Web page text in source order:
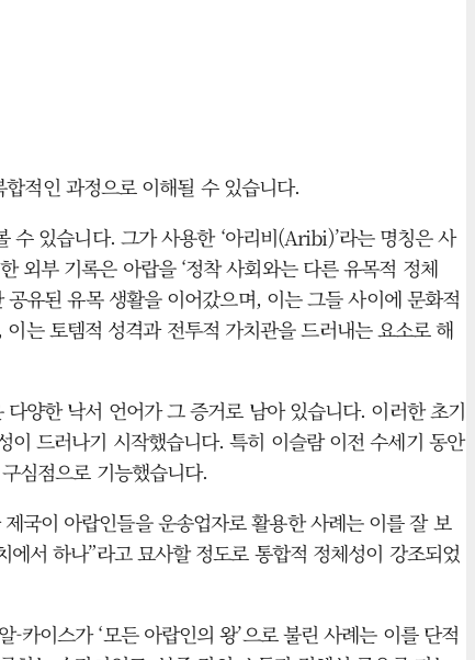
합적인 과정으로 이해될 수 있습니다.
수 있습니다. 그가 사용한 ‘아리비(Aribi)’라는 명칭은 사
외부 기록은 아랍을 ‘정착 사회와는 다른 유목적 정체
유된 유목 생활을 이어갔으며, 이는 그들 사이에 문화적
이는 토템적 성격과 전투적 가치관을 드러내는 요소로 해
다양한 낙서 언어가 그 증거로 남아 있습니다. 이러한 초기
이 드러나기 시작했습니다. 특히 이슬람 이전 수세기 동안
심점으로 기능했습니다.
국이 아랍인들을 운송업자로 활용한 사례는 이를 잘 보
서 하나”라고 묘사할 정도로 통합적 정체성이 강조되었
카이스가 ‘모든 아랍인의 왕’으로 불린 사례는 이를 단적